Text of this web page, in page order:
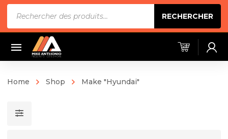
produits
RECHERCHER
Home Shop Make "Hyundai"